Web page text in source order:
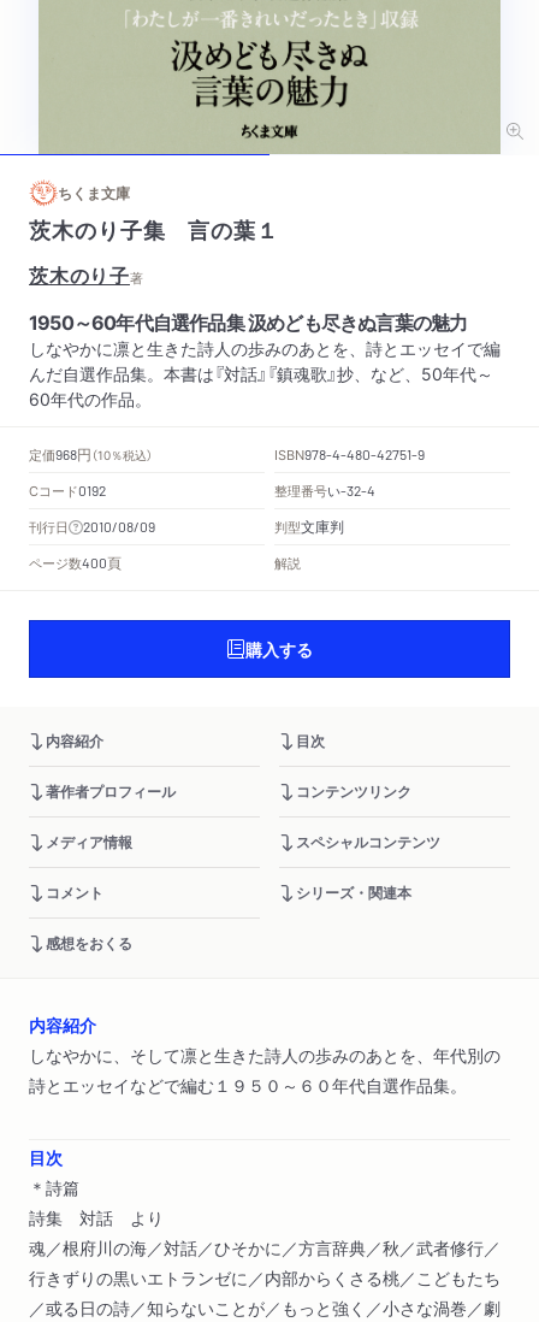
ちくま文庫
茨木のり子集 言の葉１
茨木のり子著
1950～60年代自選作品集 汲めども尽きぬ言葉の魅力
しなやかに凛と生きた詩人の歩みのあとを、詩とエッセイで編
んだ自選作品集。本書は『対話』『鎮魂歌』抄、など、50年代～
60年代の作品。
定価968円 （10％税込） ISBN978-4-480-42751-9
Cコード0192 整理番号い-32-4
刊行日 2010/08/09 判型文庫判
ページ数400頁 解説
購入する
内容紹介 目次
著作者プロフィール コンテンツリンク
メディア情報 スペシャルコンテンツ
コメント シリーズ・関連本
感想をおくる
内容紹介
しなやかに、そして凛と生きた詩人の歩みのあとを、年代別の
詩とエッセイなどで編む１９５０～６０年代自選作品集。
目次
＊詩篇
詩集 対話 より
魂／根府川の海／対話／ひそかに／方言辞典／秋／武者修行／
行きずりの黒いエトランゼに／内部からくさる桃／こどもたち
／或る日の詩／知らないことが／もっと強く／小さな渦巻／劇